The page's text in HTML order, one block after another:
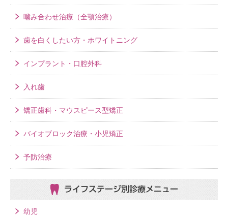
噛み合わせ治療（全顎治療）
歯を白くしたい方・ホワイトニング
インプラント・口腔外科
入れ歯
矯正歯科・マウスピース型矯正
バイオブロック治療・小児矯正
予防治療
ライフステージ別 診療メニュー
幼児